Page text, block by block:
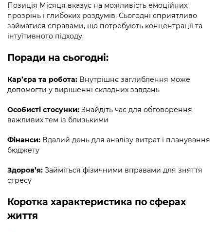
Позиція Місяця вказує на можливість емоційних
прозрінь і глибоких роздумів. Сьогодні сприятливо
займатися справами, що потребують концентрації та
інтуїтивного підходу.
Поради на сьогодні:
Кар’єра та робота: Внутрішнє заглиблення може
допомогти у вирішенні складних завдань
Особисті стосунки: Знайдіть час для обговорення
важливих тем із близькими
Фінанси: Вдалий день для аналізу витрат і планування
бюджету
Здоров’я: Займіться фізичними вправами для зняття
стресу
Коротка характеристика по сферах
життя